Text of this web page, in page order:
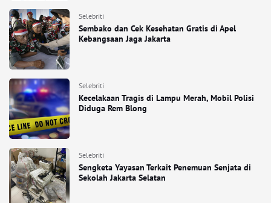
Selebriti
Sembako dan Cek Kesehatan Gratis di Apel
Kebangsaan Jaga Jakarta
Selebriti
Kecelakaan Tragis di Lampu Merah, Mobil Polisi
Diduga Rem Blong
Selebriti
Sengketa Yayasan Terkait Penemuan Senjata di
Sekolah Jakarta Selatan